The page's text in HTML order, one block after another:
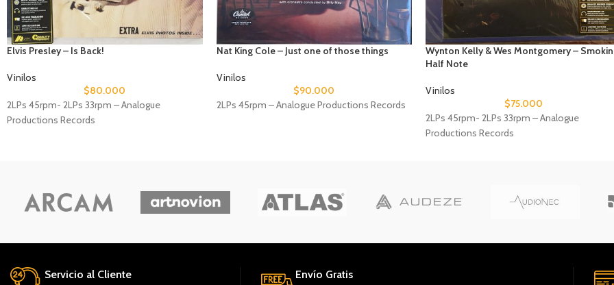
Elvis Presley – Is Back!
Vinilos
$80.000
2LPs 45rpm- 2LPs 33rpm – Analogue
Productions Records
Nat King Cole – Just one of those things
Vinilos
$90.000
2LPs 45rpm – Analogue Productions Records
Wynton Kelly & Wes Montgomery – Smokin
Half Note
Vinilos
$75.000
2LPs 45rpm- 2LPs 33rpm – Analogue
Productions Records
Servicio al Cliente Envío Gratis